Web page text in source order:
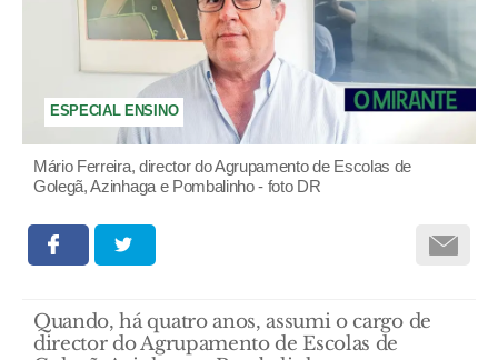
ESPECIAL ENSINO
Mário Ferreira, director do Agrupamento de Escolas de
Golegã, Azinhaga e Pombalinho - foto DR
Quando, há quatro anos, assumi o cargo de
director do Agrupamento de Escolas de